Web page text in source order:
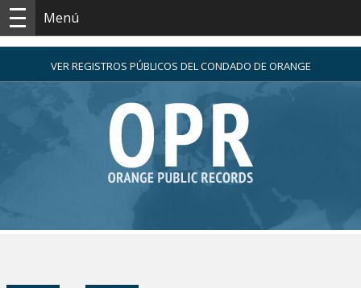
Menú
VER REGISTROS PÚBLICOS DEL CONDADO DE ORANGE